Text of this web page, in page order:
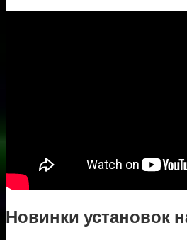
Новинки установок